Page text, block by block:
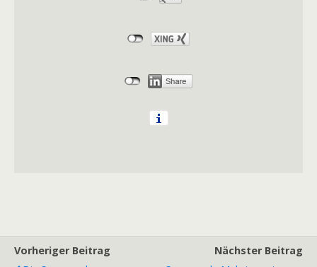
Vorheriger Beitrag
Nächster Beitrag